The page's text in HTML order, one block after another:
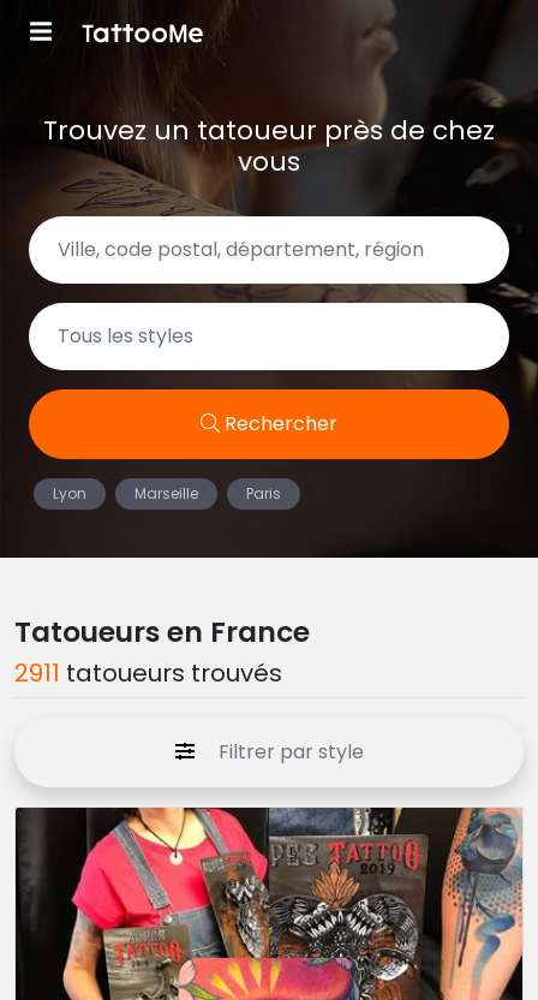
Trouvez un tatoueur près de chez
vous
Rechercher
Lyon Marseille Paris
Tatoueurs en France
2911 tatoueurs trouvés
Filtrer par style